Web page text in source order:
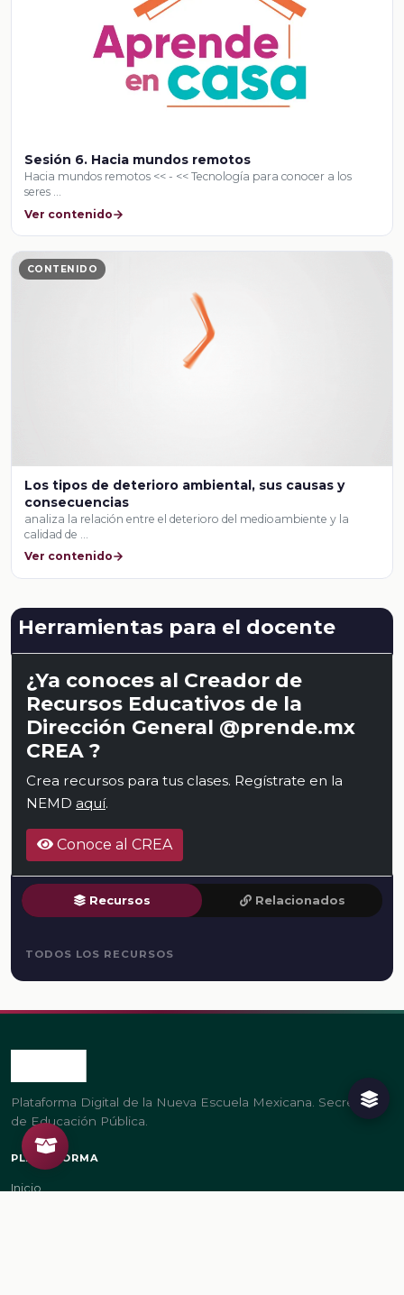
Sesión 6. Hacia mundos remotos
Hacia mundos remotos << - << Tecnología para conocer a los
seres …
Ver contenido
CONTENIDO
Los tipos de deterioro ambiental, sus causas y
consecuencias
analiza la relación entre el deterioro del medioambiente y la
calidad de …
Ver contenido
Herramientas para el docente
¿Ya conoces al Creador de
Recursos Educativos de la
Dirección General @prende.mx
CREA ?
Crea recursos para tus clases. Regístrate en la
NEMD aquí.
Conoce al CREA
Recursos Relacionados
TODOS LOS RECURSOS
Plataforma Digital de la Nueva Escuela Mexicana. Secretaría
de Educación Pública.
PLATAFORMA
Inicio